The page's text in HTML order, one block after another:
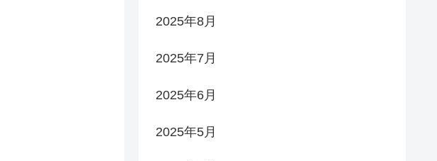
2025年8月
2025年7月
2025年6月
2025年5月